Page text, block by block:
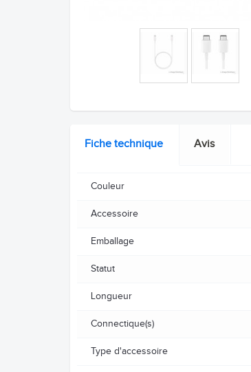
Fiche technique Avis
Couleur
Accessoire
Emballage
Statut
Longueur
Connectique(s)
Type d'accessoire